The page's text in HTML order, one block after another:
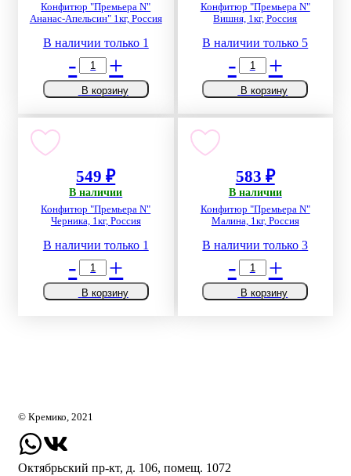
Конфитюр "Премьера N"
Ананас-Апельсин" 1кг, Россия
В наличии только 1
- +
В корзину
Конфитюр "Премьера N"
Вишня, 1кг, Россия
В наличии только 5
- +
В корзину
549 ₽
В наличии
Конфитюр "Премьера N"
Черника, 1кг, Россия
В наличии только 1
- +
В корзину
583 ₽
В наличии
Конфитюр "Премьера N"
Малина, 1кг, Россия
В наличии только 3
- +
В корзину
© Кремико, 2021
Октябрьский пр-кт, д. 106, помещ. 1072